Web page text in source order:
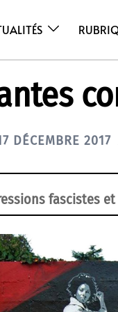
DÉCEMBRE 2017
fascistes